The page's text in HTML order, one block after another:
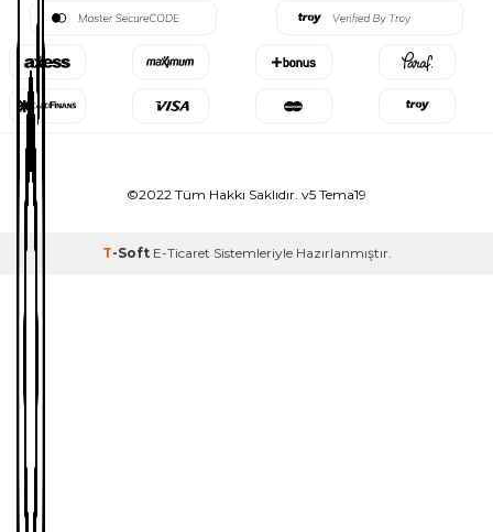
©2022 Tüm Hakkı Saklıdır. v5 Tema19
T-Soft E-Ticaret Sistemleriyle Hazırlanmıştır.